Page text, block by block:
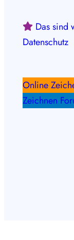
Das sind
Datenschutz
Online
Zeichnen